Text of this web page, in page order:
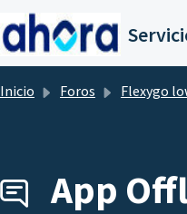
Saltar al contenido principal
Inicio Foros Flexygo low-
App